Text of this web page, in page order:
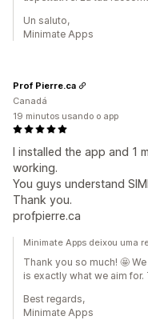
Un saluto,
Minimate Apps
I installed the app and 1
working.
You guys understand
Thank you.
profpierre.ca
Prof Pierre.ca
Canadá
19 minutos usando o app
Minimate Apps deixou uma
Thank you so much! 🤩
is exactly what we aim
Best regards,
Minimate Apps